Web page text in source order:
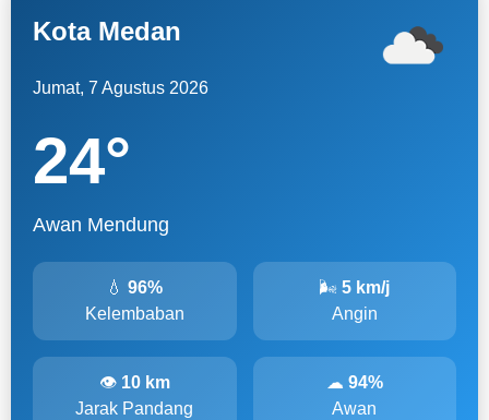
Kota Medan
Jumat, 7 Agustus 2026
24°
Awan Mendung
💧96%
Kelembaban
🌬5 km/j
Angin
👁 10 km
Jarak Pandang
☁ 94%
Awan